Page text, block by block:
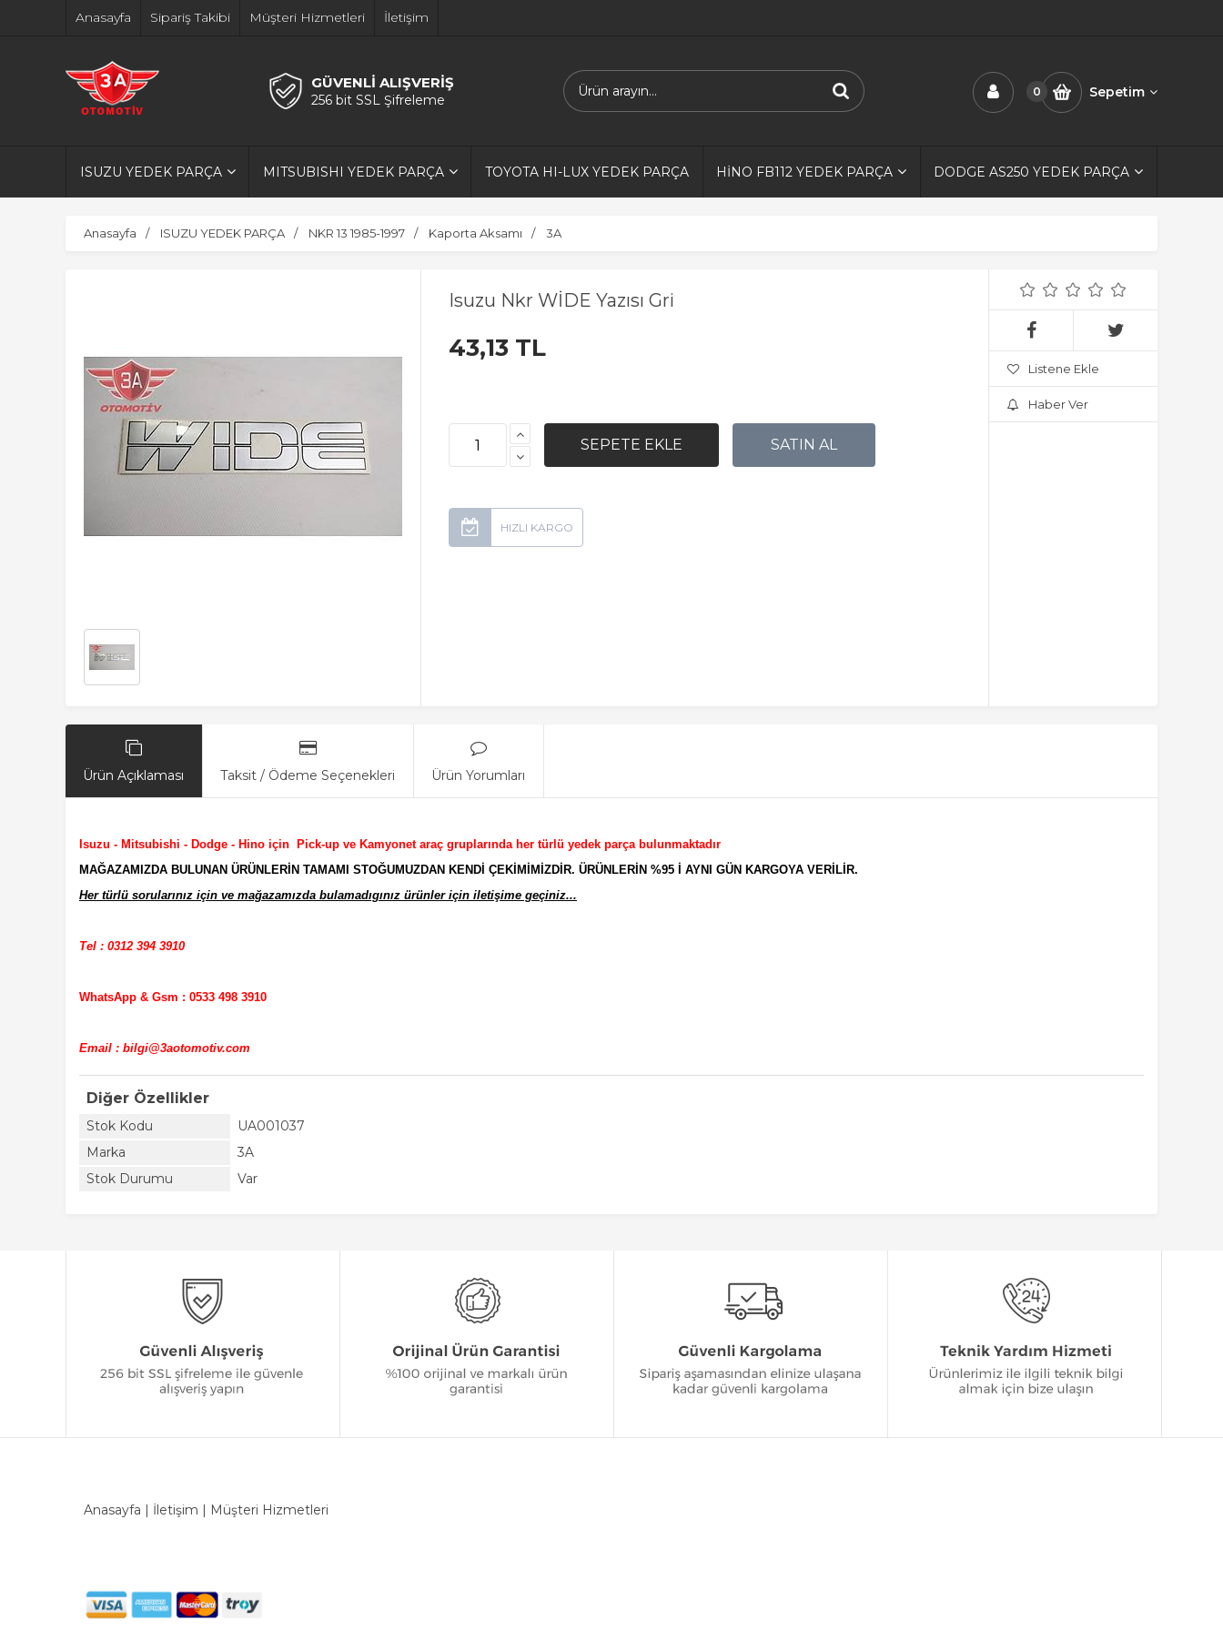
Anasayfa Sipariş Takibi Müşteri Hizmetleri İletişim
GÜVENLİ ALIŞVERİŞ
256 bit SSL Şifreleme
0 Sepetim
ISUZU YEDEK PARÇA MITSUBISHI YEDEK PARÇA TOYOTA HI-LUX YEDEK PARÇA HİNO FB112 YEDEK PARÇA DODGE AS250 YEDEK PARÇA
Anasayfa ISUZU YEDEK PARÇA NKR 13 1985-1997 Kaporta Aksamı 3A
Isuzu Nkr WİDE Yazısı Gri
43,13 TL
Listene Ekle
Haber Ver
Ürün Açıklaması Taksit / Ödeme Seçenekleri Ürün Yorumları
Isuzu - Mitsubishi - Dodge - Hino için Pick-up ve Kamyonet araç gruplarında her türlü yedek parça bulunmaktadır
MAĞAZAMIZDA BULUNAN ÜRÜNLERİN TAMAMI STOĞUMUZDAN KENDİ ÇEKİMİMİZDİR. ÜRÜNLERİN %95 İ AYNI GÜN KARGOYA VERİLİR.
Her türlü sorularınız için ve mağazamızda bulamadıgınız ürünler için iletişime geçiniz...
Tel : 0312 394 3910
WhatsApp & Gsm : 0533 498 3910
Email : bilgi@3aotomotiv.com
Diğer Özellikler
Stok Kodu
UA001037
Marka
3A
Stok Durumu
Var
Anasayfa | İletişim | Müşteri Hizmetleri